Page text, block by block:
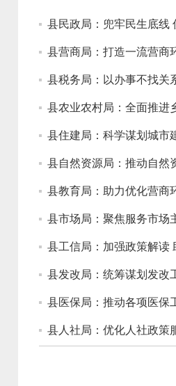
县民政局：兜牢民生底线
县营商局：打造一流营
县税务局：以办事不找关
县农业农村局：全面推
县住建局：科学谋划城
县自然资源局：推动自
县教育局：助力优化营商
县市场局：聚焦服务市
县工信局：加强政策解读
县发改局：统筹谋划发改
县医保局：推动各项医保
县人社局：优化人社政策